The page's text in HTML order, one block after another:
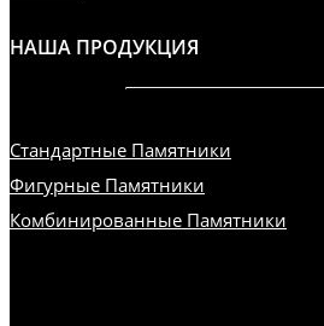
НАША ПРОДУКЦИЯ
Стандартные Памятники
Фигурные Памятники
Комбинированные Памятники